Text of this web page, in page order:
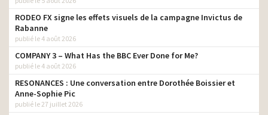
Opium Floral Shock
client
Yves Saint Laurent – Black
Opium 2016
Yves Saint Laurent – Mon
Paris
Yves Saint Laurent –
RODEO FX signe les effets visuels de la campagne Invictus de
Rabanne
publié le 4 août 2026
COMPANY 3 – What Has the BBC Ever Done for Me?
publié le 4 août 2026
RESONANCES : Une conversation entre Dorothée Boissier et
Anne-Sophie Pic
publié le 27 juillet 2026